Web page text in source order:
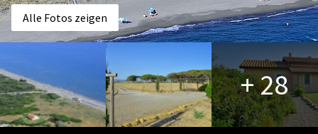
Alle Fotos zeigen
+ 28